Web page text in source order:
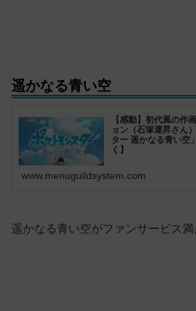
遥かなる青い空
【感動】初代風の作
ョン（石塚運昇さん
ター 遥かなる青い空
く】
www.menuguildsystem.com
遥かなる青い空がファンサービス満